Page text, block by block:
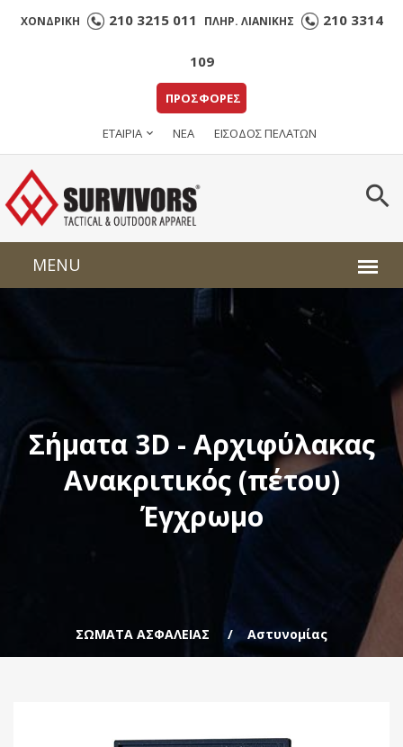
ΧΟΝΔΡΙΚΗ 210 3215 011 ΠΛΗΡ. ΛΙΑΝΙΚΗΣ 210 3314
109
ΠΡΟΣΦΟΡΕΣ
ΕΤΑΙΡΙΑ ΝΕΑ ΕΙΣΟΔΟΣ ΠΕΛΑΤΩΝ
Σήματα 3D - Αρχιφύλακας
Ανακριτικός (πέτου)
Έγχρωμο
ΣΩΜΑΤΑ ΑΣΦΑΛΕΙΑΣ Αστυνομίας